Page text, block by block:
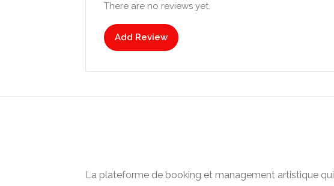
There are no reviews yet.
Add Review
La plateforme de booking et management artistique qui